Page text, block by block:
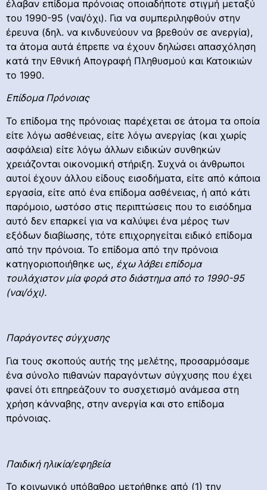
έλαβαν επίδομα πρόνοιας οποιαδήποτε στιγμή μεταξύ
του 1990-95 (ναι/όχι). Για να συμπεριληφθούν στην
έρευνα (δηλ. να κινδυνεύουν να βρεθούν σε ανεργία),
τα άτομα αυτά έπρεπε να έχουν δηλώσει απασχόληση
κατά την Εθνική Απογραφή Πληθυσμού και Κατοικιών
το 1990.
Επίδομα Πρόνοιας
Το επίδομα της πρόνοιας παρέχεται σε άτομα τα οποία
είτε λόγω ασθένειας, είτε λόγω ανεργίας (και χωρίς
ασφάλεια) είτε λόγω άλλων ειδικών συνθηκών
χρειάζονται οικονομική στήριξη. Συχνά οι άνθρωποι
αυτοί έχουν άλλου είδους εισοδήματα, είτε από κάποια
εργασία, είτε από ένα επίδομα ασθένειας, ή από κάτι
παρόμοιο, ωστόσο στις περιπτώσεις που το εισόδημα
αυτό δεν επαρκεί για να καλύψει ένα μέρος των
εξόδων διαβίωσης, τότε επιχορηγείται ειδικό επίδομα
από την πρόνοια. Το επίδομα από την πρόνοια
κατηγοριοποιήθηκε ως, έχω λάβει επίδομα
τουλάχιστον μία φορά στο διάστημα από το 1990-95
(ναι/όχι).
Παράγοντες σύγχυσης
Για τους σκοπούς αυτής της μελέτης, προσαρμόσαμε
ένα σύνολο πιθανών παραγόντων σύγχυσης που έχει
φανεί ότι επηρεάζουν το συσχετισμό ανάμεσα στη
χρήση κάνναβης, στην ανεργία και στο επίδομα
πρόνοιας.
Παιδική ηλικία/εφηβεία
Το κοινωνικό υπόβαθρο μετρήθηκε από (1) την